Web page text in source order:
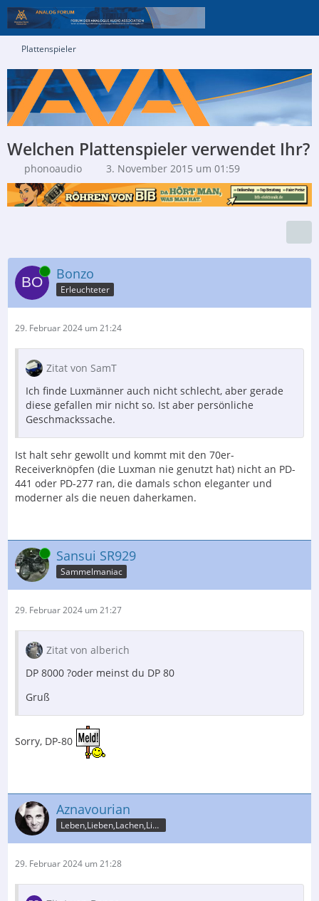
Plattenspieler
Welchen Plattenspieler verwendet Ihr?
phonoaudio 3. November 2015 um 01:59
Online Bonzo
Erleuchteter
29. Februar 2024 um 21:24
Zitat von SamT
Ich finde Luxmänner auch nicht schlecht, aber gerade
diese gefallen mir nicht so. Ist aber persönliche
Geschmackssache.
Ist halt sehr gewollt und kommt mit den 70er-
Receiverknöpfen (die Luxman nie genutzt hat) nicht an PD-
441 oder PD-277 ran, die damals schon eleganter und
moderner als die neuen daherkamen.
Online Sansui SR929
Sammelmaniac
29. Februar 2024 um 21:27
Zitat von alberich
DP 8000 ?oder meinst du DP 80
Gruß
Sorry, DP-80
Aznavourian
Leben,Lieben,Lachen,Licht
29. Februar 2024 um 21:28